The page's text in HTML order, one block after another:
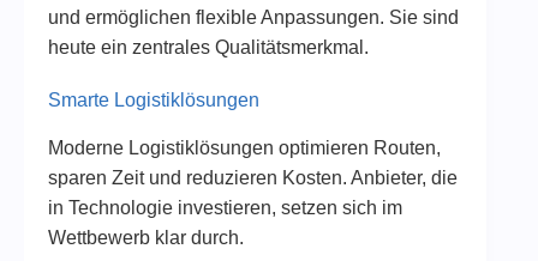
und ermöglichen flexible Anpassungen. Sie sind
heute ein zentrales Qualitätsmerkmal.
Smarte Logistiklösungen
Moderne Logistiklösungen optimieren Routen,
sparen Zeit und reduzieren Kosten. Anbieter, die
in Technologie investieren, setzen sich im
Wettbewerb klar durch.